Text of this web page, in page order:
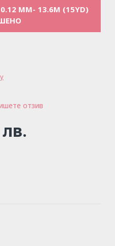
0.12 MM- 13.6M (15YD)
отзив